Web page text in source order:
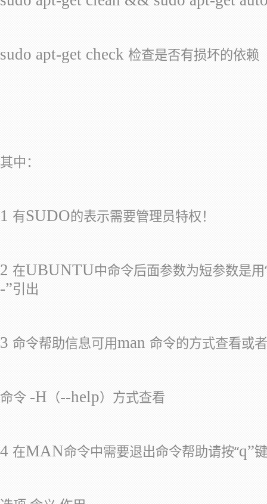
sudo apt-get check 检查是否有损坏的依赖
其中：
1 有SUDO的表示需要管理员特权！
2 在UBUNTU中命令后面参数为短参数是用
-”引出
3 命令帮助信息可用man 命令的方式查看或者
命令 -H （--help）方式查看
4 在MAN命令中需要退出命令帮助请按“q”